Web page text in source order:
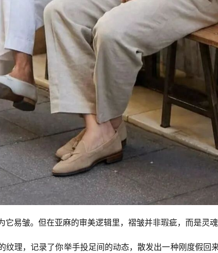
它易皱。但在亚麻的审美逻辑里，褶皱并非瑕疵，而是灵魂
纹理，记录了你举手投足间的动态，散发出一种刚度假回